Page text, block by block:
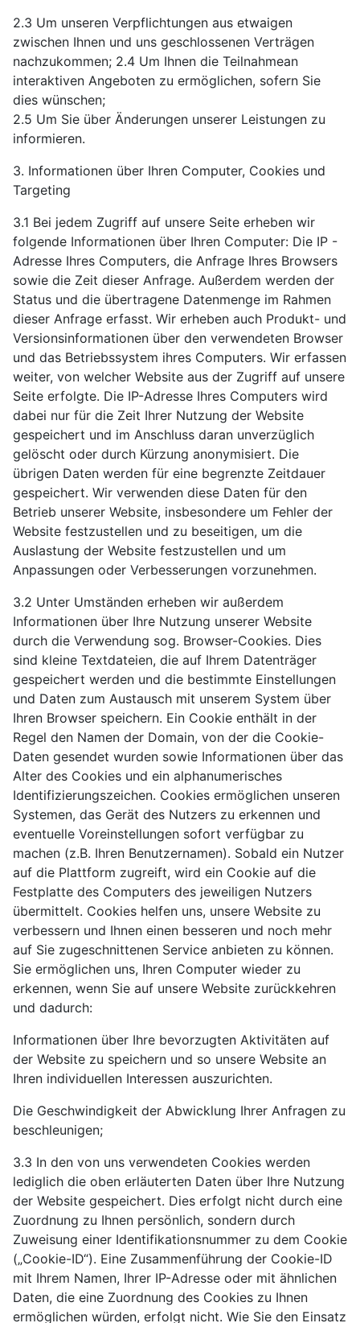
2.3 Um unseren Verpflichtungen aus etwaigen
zwischen Ihnen und uns geschlossenen Verträgen
nachzukommen; 2.4 Um Ihnen die Teilnahmean
interaktiven Angeboten zu ermöglichen, sofern Sie
dies wünschen;
2.5 Um Sie über Änderungen unserer Leistungen zu
informieren.
3. Informationen über Ihren Computer, Cookies und
Targeting
3.1 Bei jedem Zugriff auf unsere Seite erheben wir
folgende Informationen über Ihren Computer: Die IP -
Adresse Ihres Computers, die Anfrage Ihres Browsers
sowie die Zeit dieser Anfrage. Außerdem werden der
Status und die übertragene Datenmenge im Rahmen
dieser Anfrage erfasst. Wir erheben auch Produkt- und
Versionsinformationen über den verwendeten Browser
und das Betriebssystem ihres Computers. Wir erfassen
weiter, von welcher Website aus der Zugriff auf unsere
Seite erfolgte. Die IP-Adresse Ihres Computers wird
dabei nur für die Zeit Ihrer Nutzung der Website
gespeichert und im Anschluss daran unverzüglich
gelöscht oder durch Kürzung anonymisiert. Die
übrigen Daten werden für eine begrenzte Zeitdauer
gespeichert. Wir verwenden diese Daten für den
Betrieb unserer Website, insbesondere um Fehler der
Website festzustellen und zu beseitigen, um die
Auslastung der Website festzustellen und um
Anpassungen oder Verbesserungen vorzunehmen.
3.2 Unter Umständen erheben wir außerdem
Informationen über Ihre Nutzung unserer Website
durch die Verwendung sog. Browser-Cookies. Dies
sind kleine Textdateien, die auf Ihrem Datenträger
gespeichert werden und die bestimmte Einstellungen
und Daten zum Austausch mit unserem System über
Ihren Browser speichern. Ein Cookie enthält in der
Regel den Namen der Domain, von der die Cookie-
Daten gesendet wurden sowie Informationen über das
Alter des Cookies und ein alphanumerisches
Identifizierungszeichen. Cookies ermöglichen unseren
Systemen, das Gerät des Nutzers zu erkennen und
eventuelle Voreinstellungen sofort verfügbar zu
machen (z.B. Ihren Benutzernamen). Sobald ein Nutzer
auf die Plattform zugreift, wird ein Cookie auf die
Festplatte des Computers des jeweiligen Nutzers
übermittelt. Cookies helfen uns, unsere Website zu
verbessern und Ihnen einen besseren und noch mehr
auf Sie zugeschnittenen Service anbieten zu können.
Sie ermöglichen uns, Ihren Computer wieder zu
erkennen, wenn Sie auf unsere Website zurückkehren
und dadurch:
Informationen über Ihre bevorzugten Aktivitäten auf
der Website zu speichern und so unsere Website an
Ihren individuellen Interessen auszurichten.
Die Geschwindigkeit der Abwicklung Ihrer Anfragen zu
beschleunigen;
3.3 In den von uns verwendeten Cookies werden
lediglich die oben erläuterten Daten über Ihre Nutzung
der Website gespeichert. Dies erfolgt nicht durch eine
Zuordnung zu Ihnen persönlich, sondern durch
Zuweisung einer Identifikationsnummer zu dem Cookie
(„Cookie-ID“). Eine Zusammenführung der Cookie-ID
mit Ihrem Namen, Ihrer IP-Adresse oder mit ähnlichen
Daten, die eine Zuordnung des Cookies zu Ihnen
ermöglichen würden, erfolgt nicht. Wie Sie den Einsatz